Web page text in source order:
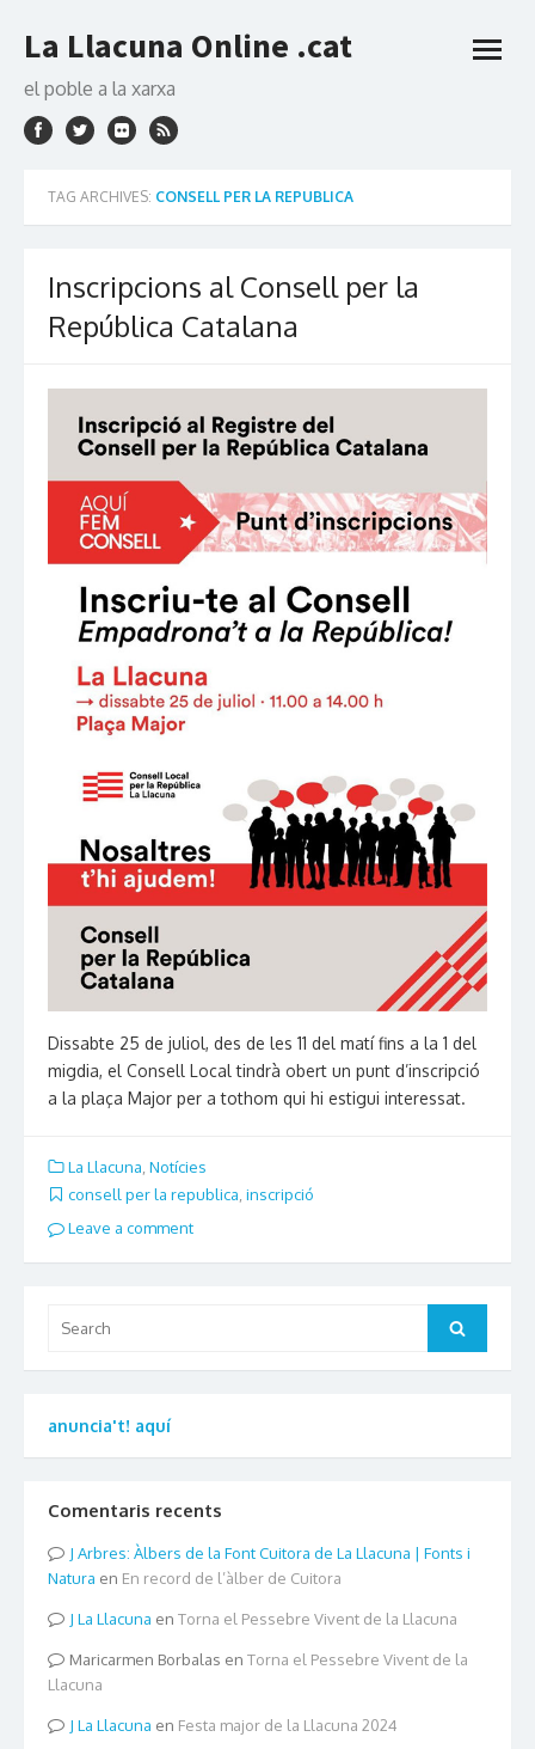
to
La Llacuna Online .cat
el poble a la xarxa
open
TAG ARCHIVES: CONSELL PER LA REPUBLICA
Inscripcions al Consell per la
República Catalana
Dissabte 25 de juliol, des de les 11 del matí fins a la 1 del
migdia, el Consell Local tindrà obert un punt d’inscripció
a la plaça Major per a tothom qui hi estigui interessat.
La Llacuna Notícies
consell per la republica inscripció
Leave a comment
for:
Search
anuncia't! aquí
Comentaris recents
Arbres: Àlbers de la Font Cuitora de La Llacuna | Fonts i
Natura en En record de l’àlber de Cuitora
La Llacuna en Torna el Pessebre Vivent de la Llacuna
Maricarmen Borbalas en Torna el Pessebre Vivent de la
Llacuna
La Llacuna en Festa major de la Llacuna 2024